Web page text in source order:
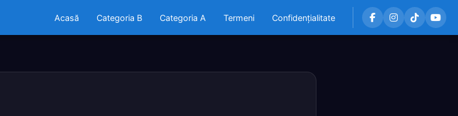
Acasă Categoria B Categoria A Termeni Confidențialitate